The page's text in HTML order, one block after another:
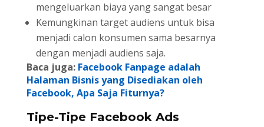
mengeluarkan biaya yang sangat besar
Kemungkinan target audiens untuk bisa
menjadi calon konsumen sama besarnya
dengan menjadi audiens saja.
Baca juga: Facebook Fanpage adalah
Halaman Bisnis yang Disediakan oleh
Facebook, Apa Saja Fiturnya?
Tipe-Tipe Facebook Ads